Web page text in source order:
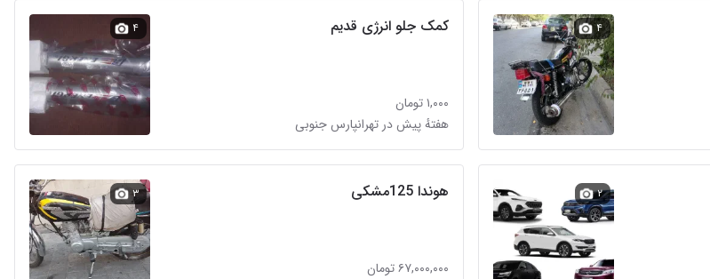
۴ کمک جلو انرژی قدیم
۱,۰۰۰ تومان
هفتهٔ پیش در تهرانپارس جنوبی
۴
۲ هوندا 125مشکی
۶۷,۰۰۰,۰۰۰ تومان
۳